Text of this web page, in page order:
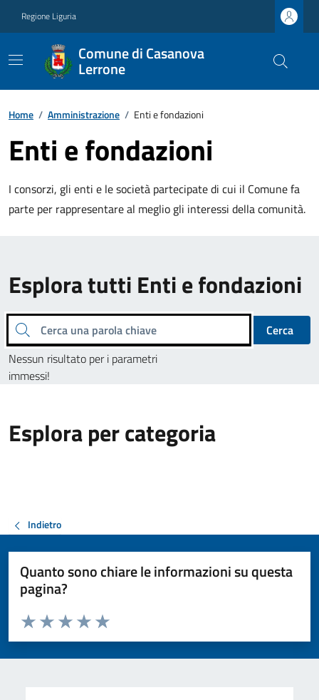
Regione Liguria
Comune di Casanova
Lerrone
Home / Amministrazione / Enti e fondazioni
Enti e fondazioni
I consorzi, gli enti e le società partecipate di cui il Comune fa
parte per rappresentare al meglio gli interessi della comunità.
Esplora tutti Enti e fondazioni
Cerca una parola chiave
Cerca
Nessun risultato per i parametri
immessi!
Esplora per categoria
Indietro
Quanto sono chiare le informazioni su questa
pagina?
Valuta da 1 a 5 stelle la pagina
Valuta 5 stelle su 5
Valuta 4 stelle su 5
Valuta 3 stelle su 5
Valuta 2 stelle su 5
Valuta 1 stelle su 5